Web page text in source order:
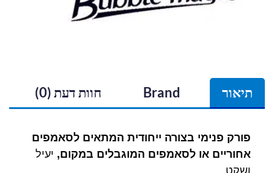
תיאור Brand חוות דעת (0)
פורק פנימי בצורה ייחודית המתאים לסאמפים
אחוריים או לסאמפים המוגבלים במקום, יעיל